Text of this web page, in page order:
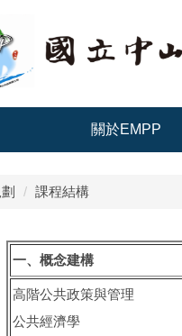
關於EMPP
課程結構
一、概念建構
高階公共政策與管理
公共經濟學